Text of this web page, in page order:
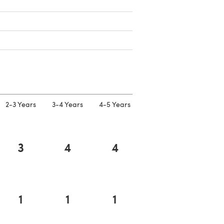
2-3 Years 3-4 Years 4-5 Years
3 4 4
1 1 1